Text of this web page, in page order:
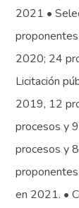
2021 •
2020; 24
Licitación
2019, 12
procesos y
procesos y
en 2021. •